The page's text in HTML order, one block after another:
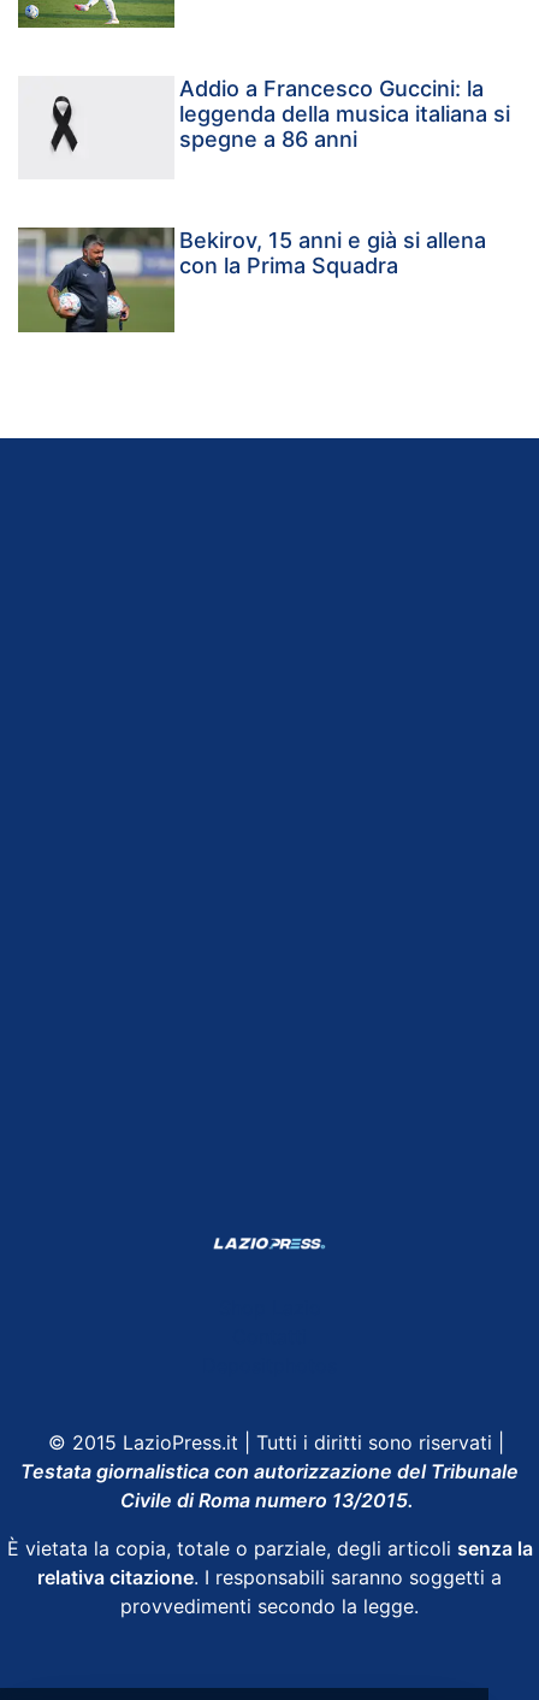
Addio a Francesco Guccini: la
leggenda della musica italiana si
spegne a 86 anni
Bekirov, 15 anni e già si allena
con la Prima Squadra
© 2015 LazioPress.it | Tutti i diritti sono riservati |
Testata giornalistica con autorizzazione del Tribunale
Civile di Roma numero 13/2015.
È vietata la copia, totale o parziale, degli articoli senza la
relativa citazione. I responsabili saranno soggetti a
provvedimenti secondo la legge.